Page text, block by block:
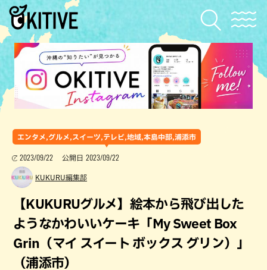
エンタメ,グルメ,スイーツ,テレビ,地域,本島中部,浦添市
2023/09/22 公開日 2023/09/22
KUKURU編集部
【KUKURUグルメ】絵本から飛び出した
ようなかわいいケーキ「My Sweet Box
Grin（マイ スイート ボックス グリン）」
（浦添市）